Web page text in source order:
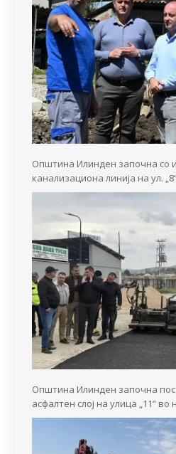
Општина Илинден започна со
канализациона линија на ул.
Општина Илинден започна
асфалтен слој на улица „11“